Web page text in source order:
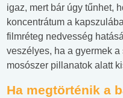
igaz, mert bár úgy tűnhet,
koncentrátum a
filmréteg nedvesség
veszélyes, ha a gyermek
mosószer pillanatok alatt
Ha megtörténik a